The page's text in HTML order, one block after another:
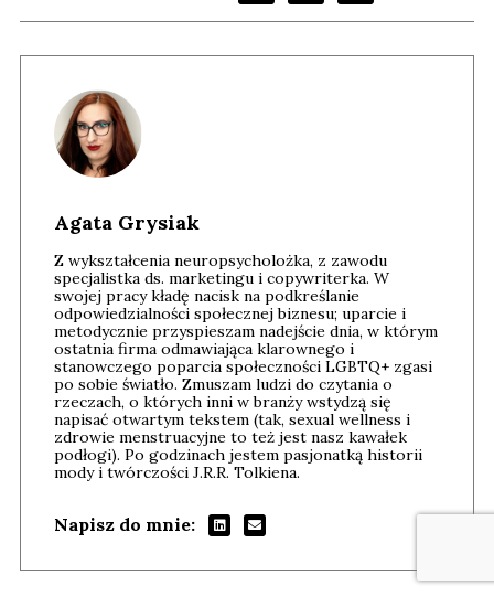
Agata Grysiak
Z wykształcenia neuropsycholożka, z zawodu
specjalistka ds. marketingu i copywriterka. W
swojej pracy kładę nacisk na podkreślanie
odpowiedzialności społecznej biznesu; uparcie i
metodycznie przyspieszam nadejście dnia, w którym
ostatnia firma odmawiająca klarownego i
stanowczego poparcia społeczności LGBTQ+ zgasi
po sobie światło. Zmuszam ludzi do czytania o
rzeczach, o których inni w branży wstydzą się
napisać otwartym tekstem (tak, sexual wellness i
zdrowie menstruacyjne to też jest nasz kawałek
podłogi). Po godzinach jestem pasjonatką historii
mody i twórczości J.R.R. Tolkiena.
Napisz do mnie: